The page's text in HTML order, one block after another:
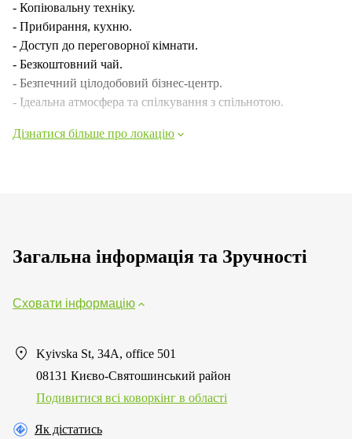
- Копіювальну техніку.
- Прибирання, кухню.
- Доступ до переговорної кімнати.
- Безкоштовний чай.
- Безпечний цілодобовий бізнес-центр.
- Ідеальна атмосфера та спілкування з спільнотою.
Дізнатися більше про локацію
Загальна інформація та Зручності
Сховати інформацію
Kyivska St, 34А, office 501
08131 Києво-Святошинський район
Подивитися всі коворкінг в області
Як дістатись